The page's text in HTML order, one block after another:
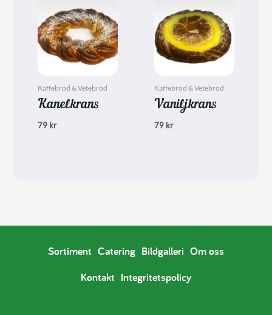
Kaffebröd & Vetebröd
Kanelkrans
79 kr
Kaffebröd & Vetebröd
Vaniljkrans
79 kr
Sortiment Catering Bildgalleri Om oss
Kontakt Integritetspolicy